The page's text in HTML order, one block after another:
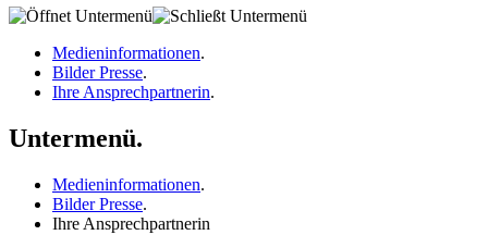
Medieninformationen.
Bilder Presse.
Ihre Ansprechpartnerin.
Untermenü.
Medieninformationen.
Bilder Presse.
Ihre Ansprechpartnerin